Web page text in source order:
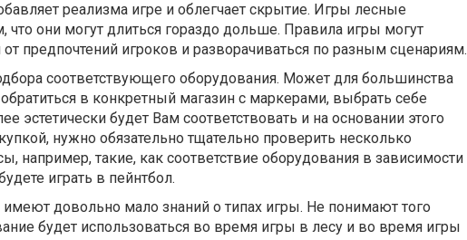
реализма игре и облегчает скрытие. Игры лесные
что они могут длиться гораздо дольше. Правила игры могут
от предпочтений игроков и разворачиваться по разным сценариям.
соответствующего оборудования. Может для большинства
обратиться в конкретный магазин с маркерами, выбрать себе
эстетически будет Вам соответствовать и на основании этого
нужно обязательно тщательно проверить несколько
например, такие, как соответствие оборудования в зависимости
играть в пейнтбол.
довольно мало знаний о типах игры. Не понимают того
будет использоваться во время игры в лесу и во время игры